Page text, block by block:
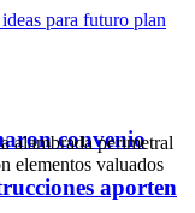
convenio
aporten
alambrada perimetral
elementos valuados